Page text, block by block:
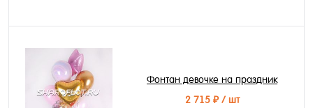
Фонтан девочке на праздник
2 715 ₽/ шт